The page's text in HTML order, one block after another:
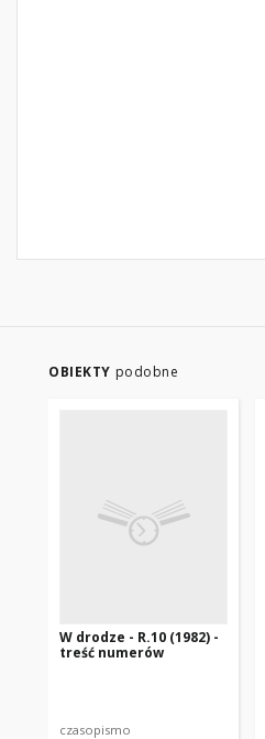
OBIEKTY podobne
W drodze - R.10 (1982) -
treść numerów
czasopismo